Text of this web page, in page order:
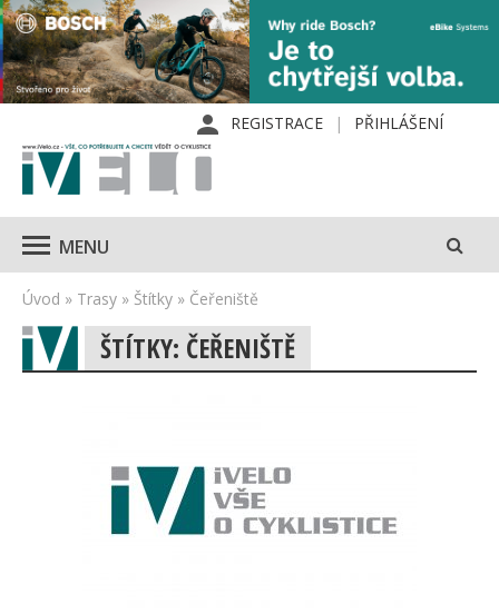
REGISTRACE PŘIHLÁŠENÍ
MENU
Úvod » Trasy » Štítky » Čeřeniště
ŠTÍTKY: ČEŘENIŠTĚ